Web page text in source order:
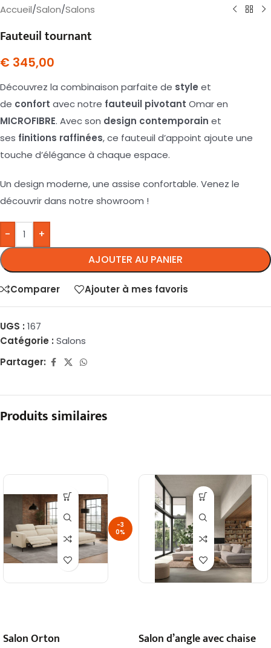
Accueil/Salon/Salons
Fauteuil tournant
€ 345,00
Découvrez la combinaison parfaite de style et
de confort avec notre fauteuil pivotant Omar en
MICROFIBRE. Avec son design contemporain et
ses finitions raffinées, ce fauteuil d’appoint ajoute une
touche d’élégance à chaque espace.
Un design moderne, une assise confortable. Venez le
découvrir dans notre showroom !
-
+
AJOUTER AU PANIER
Comparer Ajouter à mes favoris
UGS : 167
Catégorie : Salons
Partager:
Produits similaires
-3
0%
Salon Orton
Salon d’angle avec chaise